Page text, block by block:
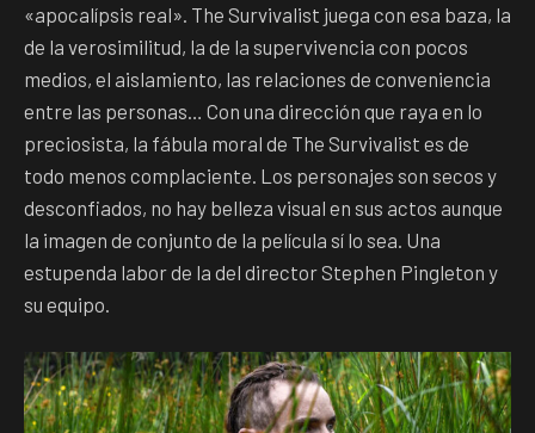
«apocalípsis real». The Survivalist juega con esa baza, la
de la verosimilitud, la de la supervivencia con pocos
medios, el aislamiento, las relaciones de conveniencia
entre las personas… Con una dirección que raya en lo
preciosista, la fábula moral de The Survivalist es de
todo menos complaciente. Los personajes son secos y
desconfiados, no hay belleza visual en sus actos aunque
la imagen de conjunto de la película sí lo sea. Una
estupenda labor de la del director Stephen Pingleton y
su equipo.